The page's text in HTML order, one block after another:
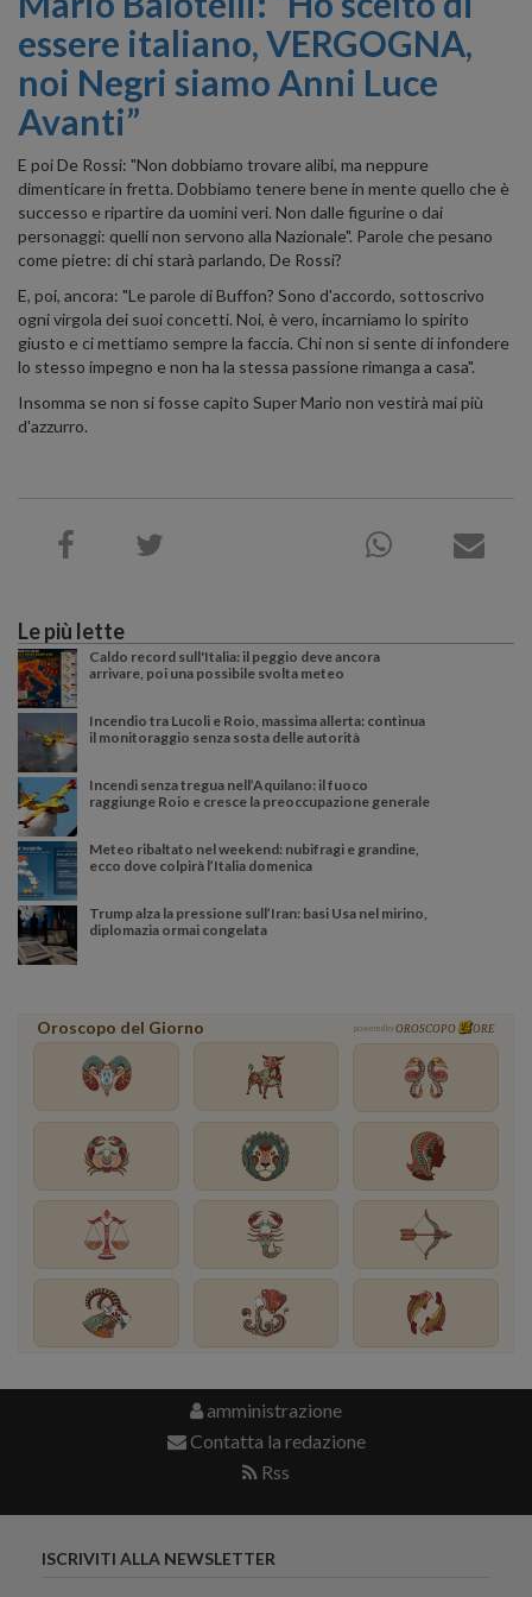
essere italiano, VERGOGNA,
noi Negri siamo Anni Luce
Avanti”
E poi De Rossi: "Non dobbiamo trovare alibi, ma neppure
dimenticare in fretta. Dobbiamo tenere bene in mente quello che è
successo e ripartire da uomini veri. Non dalle figurine o dai
personaggi: quelli non servono alla Nazionale". Parole che pesano
come pietre: di chi starà parlando, De Rossi?
E, poi, ancora: "Le parole di Buffon? Sono d'accordo, sottoscrivo
ogni virgola dei suoi concetti. Noi, è vero, incarniamo lo spirito
giusto e ci mettiamo sempre la faccia. Chi non si sente di infondere
lo stesso impegno e non ha la stessa passione rimanga a casa".
Insomma se non si fosse capito Super Mario non vestirà mai più
d'azzurro.
Le più lette
Caldo record sull'Italia: il peggio deve ancora
arrivare, poi una possibile svolta meteo
Incendio tra Lucoli e Roio, massima allerta: continua
il monitoraggio senza sosta delle autorità
Incendi senza tregua nell’Aquilano: il fuoco
raggiunge Roio e cresce la preoccupazione generale
Meteo ribaltato nel weekend: nubifragi e grandine,
ecco dove colpirà l’Italia domenica
Trump alza la pressione sull’Iran: basi Usa nel mirino,
diplomazia ormai congelata
Oroscopo del Giorno powered by OROSCOPO ORE
amministrazione
Contatta la redazione
Rss
ISCRIVITI ALLA NEWSLETTER